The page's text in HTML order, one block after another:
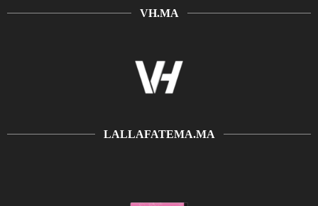
VH.MA
LALLAFATEMA.MA